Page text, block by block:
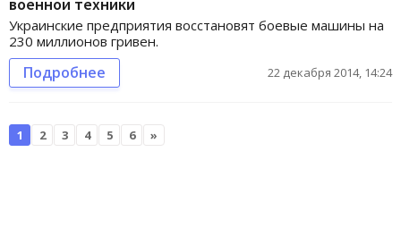
Украинские предприятия восстановят боевые машины на
230 миллионов гривен.
Подробнее 22 декабря 2014, 14:24
1 2 3 4 5 6 »